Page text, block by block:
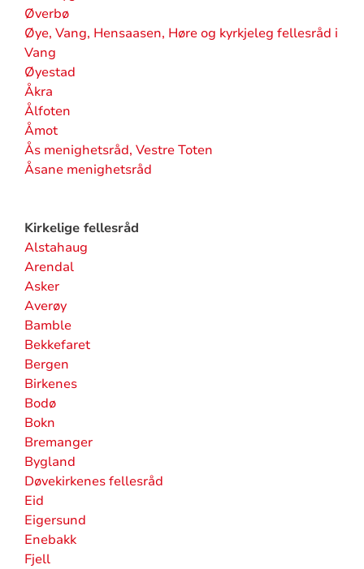
Øverbø
Øye, Vang, Hensaasen, Høre og kyrkjeleg fellesråd i
Vang
Øyestad
Åkra
Ålfoten
Åmot
Ås menighetsråd, Vestre Toten
Åsane menighetsråd
Kirkelige fellesråd
Alstahaug
Arendal
Asker
Averøy
Bamble
Bekkefaret
Bergen
Birkenes
Bodø
Bokn
Bremanger
Bygland
Døvekirkenes fellesråd
Eid
Eigersund
Enebakk
Fjell